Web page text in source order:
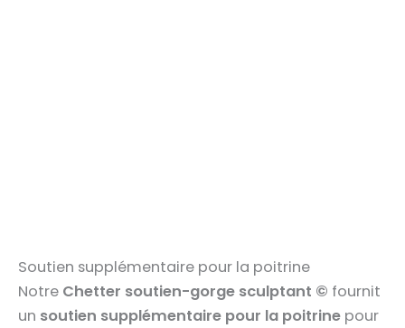
Soutien supplémentaire pour la poitrine
Notre Chetter soutien-gorge sculptant © fournit
un soutien supplémentaire pour la poitrine pour